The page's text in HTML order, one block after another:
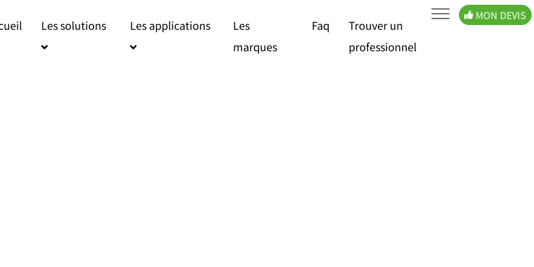
MON DEVIS
Les solutions Les applications
Les
marques
Faq
Trouver un
professionnel
FAQ